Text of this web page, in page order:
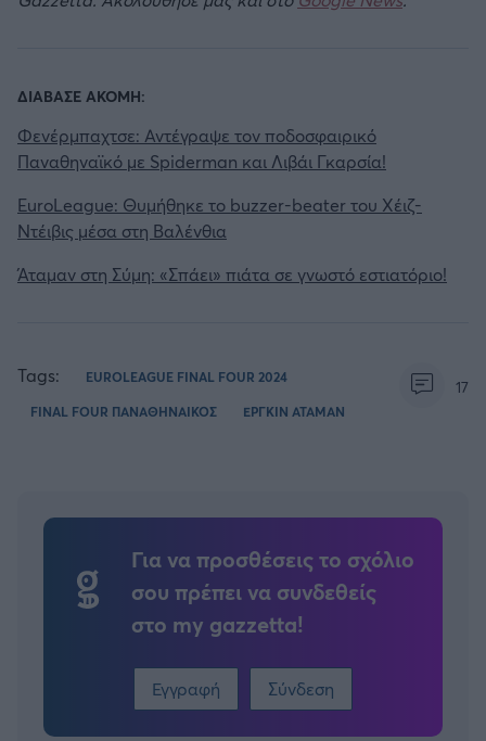
ΔΙΑΒΑΣΕ ΑΚΟΜΗ:
Φενέρμπαχτσε: Αντέγραψε τον ποδοσφαιρικό
Παναθηναϊκό με Spiderman και Λιβάι Γκαρσία!
EuroLeague: Θυμήθηκε το buzzer-beater του Χέιζ-
Ντέιβις μέσα στη Βαλένθια
Άταμαν στη Σύμη: «Σπάει» πιάτα σε γνωστό εστιατόριο!
Tags:
EUROLEAGUE FINAL FOUR 2024
FINAL FOUR ΠΑΝΑΘΗΝΑΙΚΟΣ
ΕΡΓΚΙΝ ΑΤΑΜΑΝ
17
Για να προσθέσεις το σχόλιο
σου πρέπει να συνδεθείς
στο my gazzetta!
Εγγραφή Σύνδεση